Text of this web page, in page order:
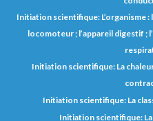
Initiation scientifique: L’organisme :
locomoteur ; l’appareil digestif ;
Initiation scientifique: La
Initiation scientifique: La
Initiation scientifique: